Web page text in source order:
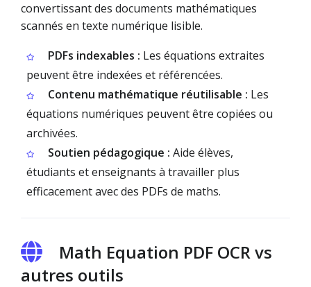
convertissant des documents mathématiques
scannés en texte numérique lisible.
PDFs indexables : Les équations extraites
peuvent être indexées et référencées.
Contenu mathématique réutilisable : Les
équations numériques peuvent être copiées ou
archivées.
Soutien pédagogique : Aide élèves,
étudiants et enseignants à travailler plus
efficacement avec des PDFs de maths.
Math Equation PDF OCR vs
autres outils